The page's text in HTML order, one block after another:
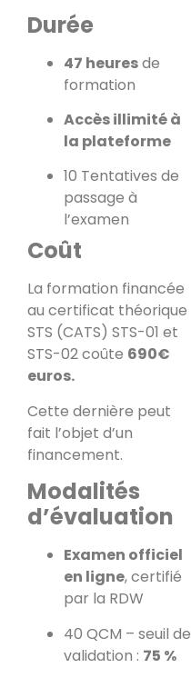
Durée
47 heuresde
formation
Accès illimité à
la plateforme
10 Tentatives de
passage à
l’examen
Coût
La formation financée
au certificat théorique
STS (CATS) STS-01 et
STS-02 coûte 690€
euros.
Cette dernière peut
fait l’objet d’un
financement.
Modalités
d’évaluation
Examen officiel
en ligne, certifié
par la RDW
40 QCM – seuil de
validation : 75 %